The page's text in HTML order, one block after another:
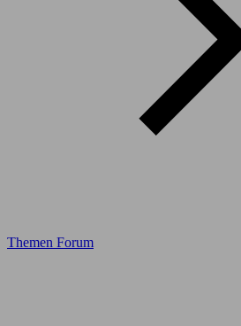
Themen Forum